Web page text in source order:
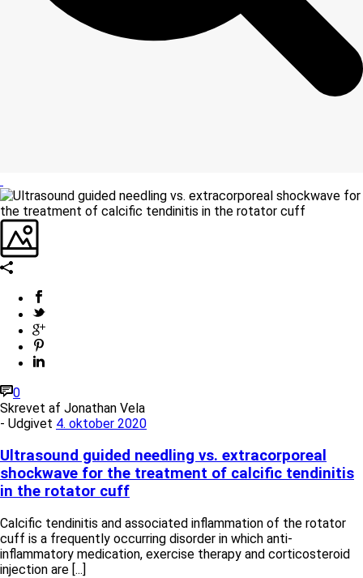
0
Skrevet af Jonathan Vela
- Udgivet 4. oktober 2020
Ultrasound guided needling vs. extracorporeal
shockwave for the treatment of calcific tendinitis
in the rotator cuff
Calcific tendinitis and associated inflammation of the rotator
cuff is a frequently occurring disorder in which anti-
inflammatory medication, exercise therapy and corticosteroid
injection are [...]